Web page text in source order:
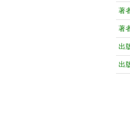
著
著
出
出